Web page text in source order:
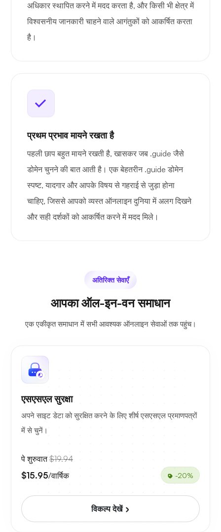
अधिकार स्थापित करने में मदद करता है, और किसी भी क्षेत्र में
विश्वसनीय जानकारी चाहने वाले आगंतुकों को आकर्षित करता
है।
प्रथम प्रभाव मायने रखता है
पहली छाप बहुत मायने रखती है, खासकर जब .guide जैसे
डोमेन चुनने की बात आती है। एक बेहतरीन .guide डोमेन
स्पष्ट, यादगार और आपके विषय से गहराई से जुड़ा होना
चाहिए, जिससे आपको व्यस्त ऑनलाइन दुनिया में अलग दिखने
और सही दर्शकों को आकर्षित करने में मदद मिले।
अतिरिक्त सेवाएँ
आपका ऑल-इन-वन समाधान
एक एकीकृत समाधान में सभी आवश्यक ऑनलाइन सेवाओं तक पहुंच।
एसएसएल सुरक्षा
अपने साइट डेटा को सुरक्षित करने के लिए शीर्ष एसएसएल प्रमाणपत्रों
में से चुनें।
पे शुरुवात$19.94
$15.95/वार्षिक -20%
विकल्प देखें